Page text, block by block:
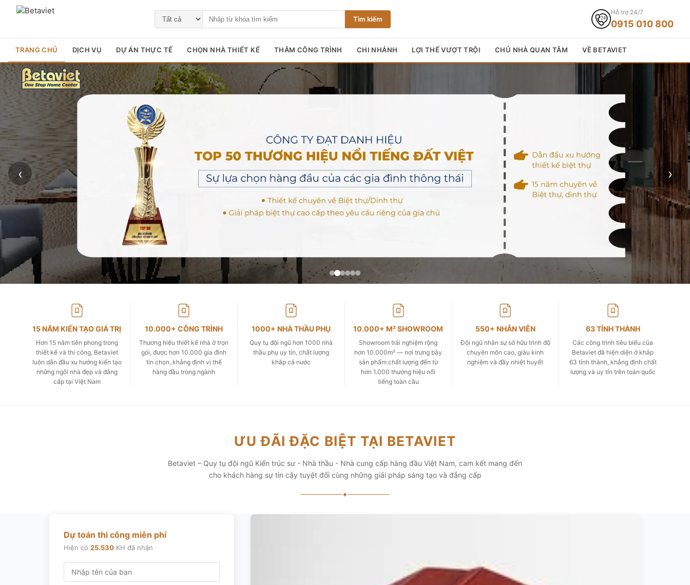
Tìm kiếm
Hỗ trợ 24/7
0915 010 800
TRANG CHỦ DỊCH VỤ DỰ ÁN THỰC TẾ CHỌN NHÀ THIẾT KẾ THĂM CÔNG TRÌNH CHI NHÁNH LỢI THẾ VƯỢT TRỘI CHỦ NHÀ QUAN TÂM VỀ BETAVIET
‹ ›
15 NĂM KIẾN TẠO GIÁ TRỊ
Hơn 15 năm tiên phong trong
thiết kế và thi công, Betaviet
luôn dẫn đầu xu hướng kiến tạo
những ngôi nhà đẹp và đẳng
cấp tại Việt Nam
10.000+ CÔNG TRÌNH
Thương hiệu thiết kế nhà ở trọn
gói, được hơn 10.000 gia đình
tin chọn, khẳng định vị thế
hàng đầu trong ngành
1000+ NHÀ THẦU PHỤ
Quy tụ đội ngũ hơn 1000 nhà
thầu phụ uy tín, chất lượng
khắp cả nước
10.000+ M² SHOWROOM
Showroom trải nghiệm rộng
hơn 10.000m² — nơi trưng bày
sản phẩm chất lượng đến từ
hơn 1.000 thương hiệu nổi
tiếng toàn cầu
550+ NHÂN VIÊN
Đội ngũ nhân sự sở hữu trình độ
chuyên môn cao, giàu kinh
nghiệm và đầy nhiệt huyết
63 TỈNH THÀNH
Các công trình tiêu biểu của
Betaviet đã hiện diện ở khắp
63 tỉnh thành, khẳng định chất
lượng và uy tín trên toàn quốc
ƯU ĐÃI ĐẶC BIỆT TẠI BETAVIET
Betaviet – Quy tụ đội ngũ Kiến trúc sư - Nhà thầu - Nhà cung cấp hàng đầu Việt Nam, cam kết mang đến
cho khách hàng sự tin cậy tuyệt đối cùng những giải pháp sáng tạo và đẳng cấp
✦
Dự toán thi công miễn phí
Hiện có 25.530 KH đã nhận